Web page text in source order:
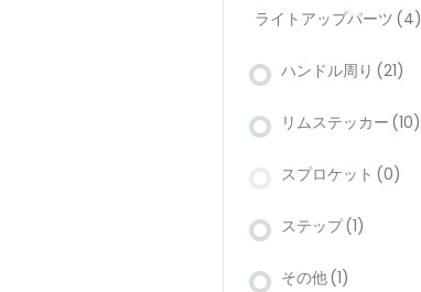
ライトアップパーツ (4)
ハンドル周り (21)
リムステッカー (10)
スプロケット (0)
ステップ(1)
その他(1)